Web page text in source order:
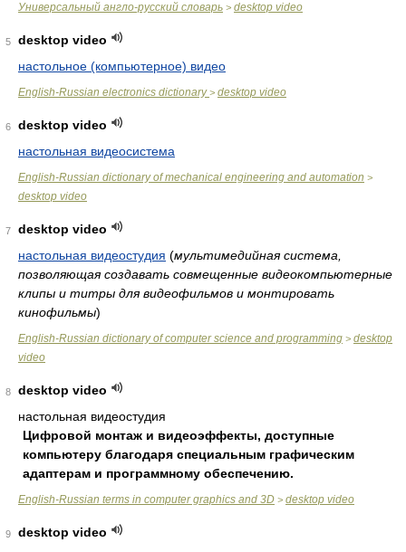
Универсальный англо-русский словарь > desktop video
5
desktop video
настольное (компьютерное) видео
English-Russian electronics dictionary> desktop video
6
desktop video
настольная видеосистема
English-Russian dictionary of mechanical engineering and automation >
desktop video
7
desktop video
настольная видеостудия (мультимедийная система,
позволяющая создавать совмещенные видеокомпьютерные
клипы и титры для видеофильмов и монтировать
кинофильмы)
English-Russian dictionary of computer science and programming > desktop
video
8
desktop video
настольная видеостудия
Цифровой монтаж и видеоэффекты, доступные
компьютеру благодаря специальным графическим
адаптерам и программному обеспечению.
English-Russian terms in computer graphics and 3D > desktop video
9
desktop video